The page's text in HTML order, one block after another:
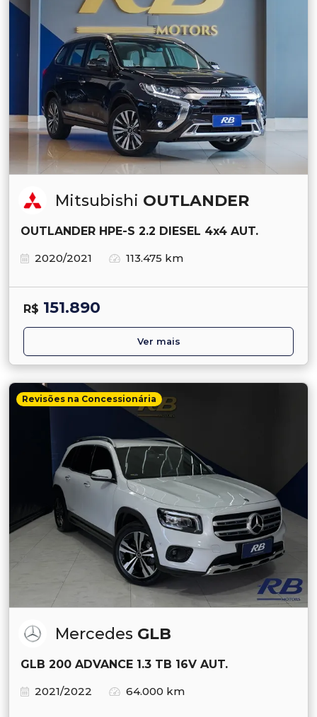
Mitsubishi OUTLANDER
OUTLANDER HPE-S 2.2 DIESEL 4x4 AUT.
2020/2021
113.475 km
R$ 151.890
Ver mais
Revisões na Concessionária
Mercedes GLB
GLB 200 ADVANCE 1.3 TB 16V AUT.
2021/2022
64.000 km